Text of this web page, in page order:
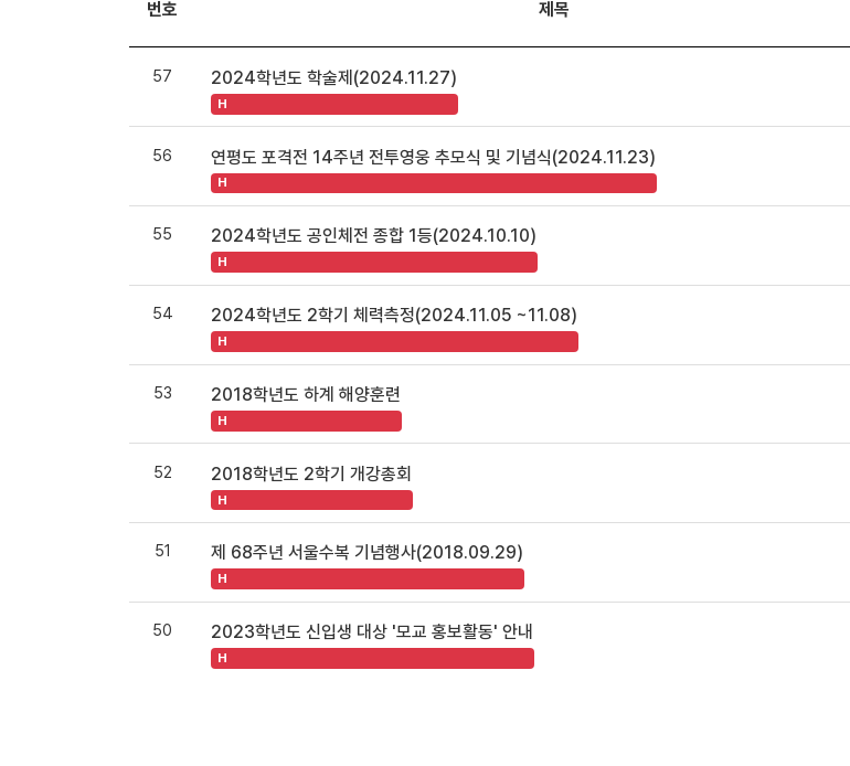
번호 제목
57 2024학년도 학술제(2024.11.27)
H
56 연평도 포격전 14주년 전투영웅 추모식 및 기념식(2024.11.23)
H
55 2024학년도 공인체전 종합 1등(2024.10.10)
H
54 2024학년도 2학기 체력측정(2024.11.05 ~11.08)
H
53 2018학년도 하계 해양훈련
H
52 2018학년도 2학기 개강총회
H
51 제 68주년 서울수복 기념행사(2018.09.29)
H
50 2023학년도 신입생 대상 '모교 홍보활동' 안내
H